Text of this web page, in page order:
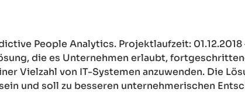
People Analytics. Projektlaufzeit:
die es Unternehmen erlaubt,
Vielzahl von IT-Systemen anzuwenden. Die
und soll zu besseren unternehmerischen